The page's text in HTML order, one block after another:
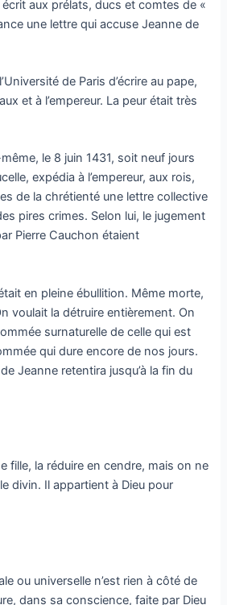
aux prélats, ducs et comtes de «
une lettre qui accuse Jeanne de
de Paris d’écrire au pape,
et à l’empereur. La peur était très
le 8 juin 1431, soit neuf jours
expédia à l’empereur, aux rois,
de la chrétienté une lettre collective
pires crimes. Selon lui, le jugement
Pierre Cauchon étaient
en pleine ébullition. Même morte,
voulait la détruire entièrement. On
surnaturelle de celle qui est
qui dure encore de nos jours.
Jeanne retentira jusqu’à la fin du
fille, la réduire en cendre, mais on ne
divin. Il appartient à Dieu pour
ou universelle n’est rien à côté de
dans sa conscience, faite par Dieu